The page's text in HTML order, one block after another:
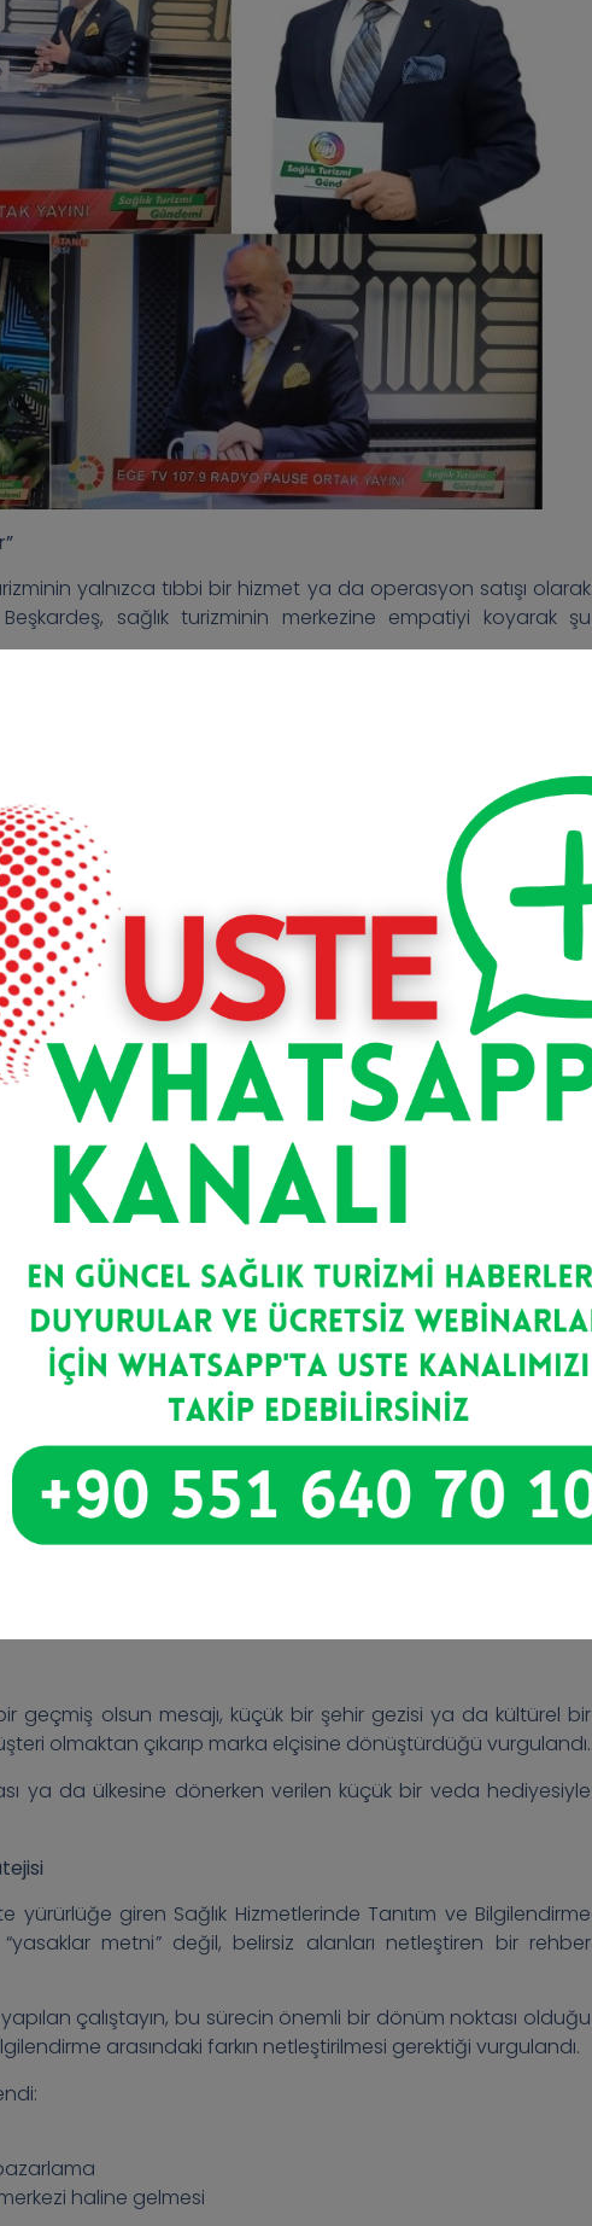
yalnızca tıbbi bir hizmet ya da operasyon satışı olarak
sağlık turizminin merkezine empatiyi koyarak şu
anlardan birine eşlik etmektir. Bu süreçte sunulan şey
başarı, ancak empatiyle mümkün olur.”
ülkesine dönüşüne kadar yaşadığı tüm sürecin bir
teması; bir WhatsApp mesajı, bir Google araması ya da bir
kullanılan dil, görseller, geri dönüş süresi ve yaklaşım
uzmanlığını değil, markanın yaklaşımını da değerlendiriyor.
asıl sınav, hastanın ülkesinden çıkıp uçağa bindiği an
bu detayların yarattığı algı etkisi ön plana çıkarıldı.
gereken bir standarttır.
hastanın, Türkiye’de düşük algılı bir transferle karşılanması
3 yıldızlı bir otel, hasta açısından “değer
vurgulandı. Rahat bir uyku, steril ortam ve psikolojik huzur;
tek başına yeterli olmadığı gerçeğiydi.
eden temsilcinin yaklaşımı, şefkati ve iletişim becerisi de
ilk 48 saatin, hastanın en hassas olduğu zaman dilimi
süreci bambaşka bir hal alır.”
geçmiş olsun mesajı, küçük bir şehir gezisi ya da kültürel bir
olmaktan çıkarıp marka elçisine dönüştürdüğü vurgulandı.
ya da ülkesine dönerken verilen küçük bir veda hediyesiyle
yürürlüğe giren Sağlık Hizmetlerinde Tanıtım ve Bilgilendirme
metni” değil, belirsiz alanları netleştiren bir rehber
yapılan çalıştayın, bu sürecin önemli bir dönüm noktası olduğu
arasındaki farkın netleştirilmesi gerektiği vurgulandı.
haline gelmesi